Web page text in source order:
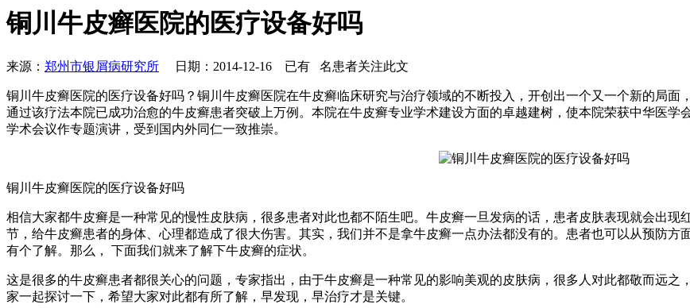
铜川牛皮癣医院的医疗设备好吗
来源： 郑州市银屑病研究所 日期：2014-12-16 已有 名患者关注此文
铜川牛皮癣医院的医疗设备好吗？铜川牛皮癣医院在牛皮癣临床研究与治疗领域的不断投入，开创出一个又一个新的局面
通过该疗法本院已成功治愈的牛皮癣患者突破上万例。本院在牛皮癣专业学术建设方面的卓越建树，使本院荣获中华医
学术会议作专题演讲，受到国内外同仁一致推崇。
铜川牛皮癣医院的医疗设备好吗
相信大家都牛皮癣是一种常见的慢性皮肤病，很多患者对此也都不陌生吧。牛皮癣一旦发病的话，患者皮肤表现就会出
节，给牛皮癣患者的身体、心理都造成了很大伤害。其实，我们并不是拿牛皮癣一点办法都没有的。患者也可以从预防
有个了解。那么， 下面我们就来了解下牛皮癣的症状。
这是很多的牛皮癣患者都很关心的问题，专家指出，由于牛皮癣是一种常见的影响美观的皮肤病，很多人对此都敬而远
家一起探讨一下，希望大家对此都有所了解，早发现，早治疗才是关键。